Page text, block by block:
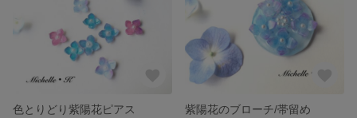
色とりどり紫陽花ピアス
紫陽花のブローチ/帯留め